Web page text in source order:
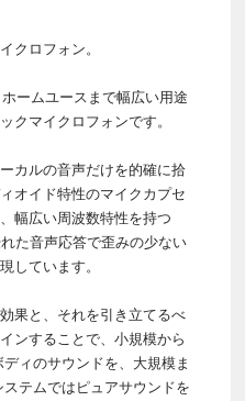
クロフォン。
ームユースまで幅広い用途
クマイクロフォンです。
カルの音声だけを的確に拾
オイド特性のマイクカプセ
幅広い周波数特性を持つ
た音声応答で歪みの少ない
しています。
果と、それを引き立てるべ
ンすることで、小規模から
ィのサウンドを、大規模ま
テムではピュアサウンドを